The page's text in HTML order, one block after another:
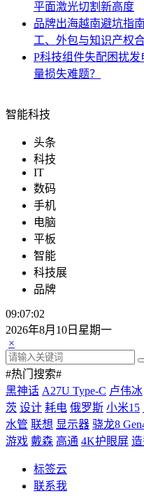
平面激光切割新高度
品牌出海越南避坑指
工、外包与知识产权
P科技组件失配困扰
量损失难题？
智能科技
头条
科技
IT
数码
手机
电脑
平板
智能
科技展
品牌
09:07:03
2026年8月10日星期一
×
#热门搜索#
黑神话 A27U Type-C 卢伟冰
茨 设计 耗电 俄罗斯 小米15
水管 联想 显示器 骁龙8
游戏 戴森 高通 4K护眼屏
标签云
联系我